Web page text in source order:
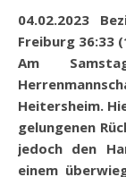
04.02.2023 Bezirksklasse: HBL Heitersheim – HSG
Freiburg 36:33
Am
Heitersheim.
gelungenen
jedoch den
einem